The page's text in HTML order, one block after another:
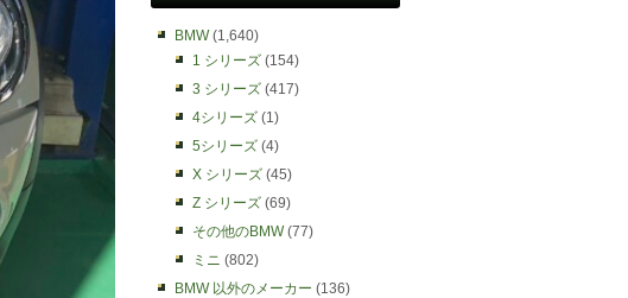
BMW(1,640)
1 シリーズ (154)
3 シリーズ (417)
4シリーズ (1)
5シリーズ (4)
X シリーズ (45)
Z シリーズ (69)
その他のBMW(77)
ミニ (802)
BMW 以外のメーカー (136)